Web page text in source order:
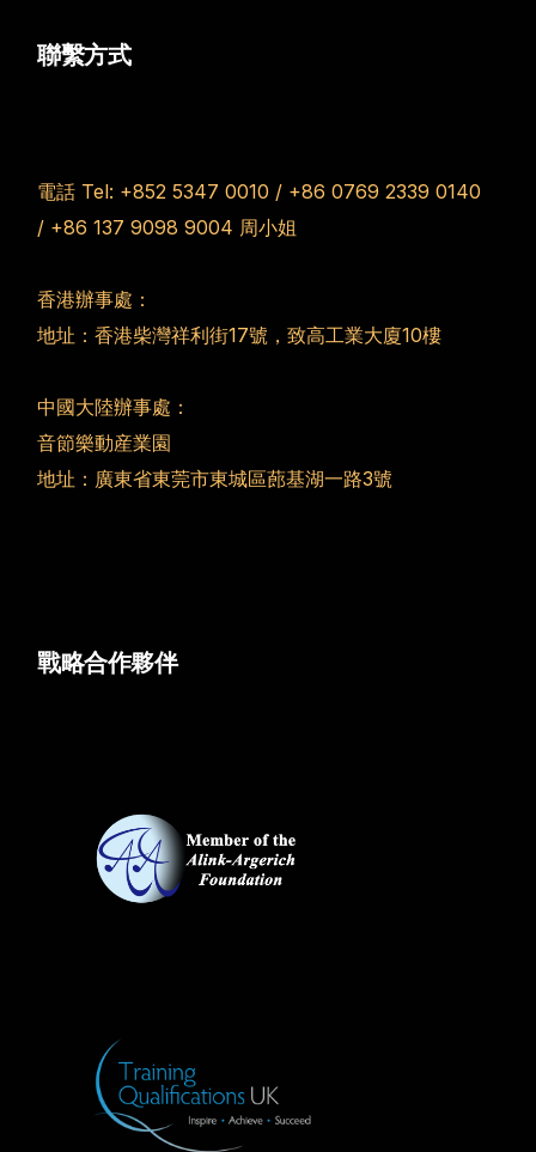
聯繫方式
電話 Tel: +852 5347 0010 / +86 0769 2339 0140
/ +86 137 9098 9004 周小姐
香港辦事處：
地址：香港柴灣祥利街17號，致高工業大廈10樓
中國大陸辦事處：
音節樂動産業園
地址：廣東省東莞市東城區蓢基湖一路3號
戰略合作夥伴